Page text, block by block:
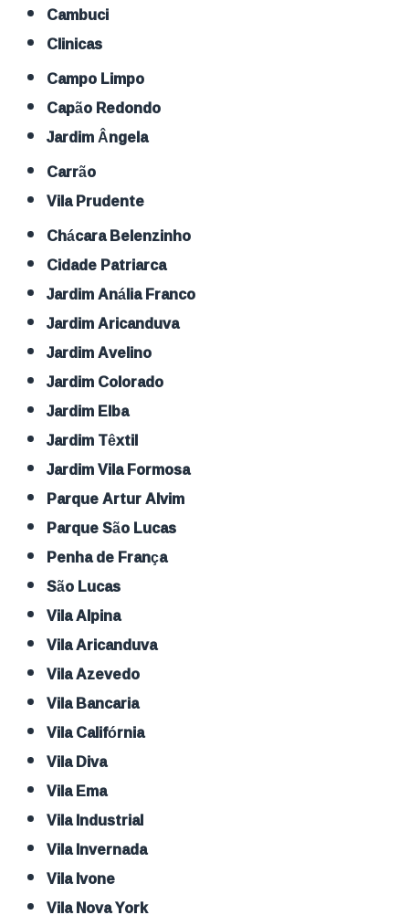
Cambuci
Clinicas
Campo Limpo
Capão Redondo
Jardim Ângela
Carrão
Vila Prudente
Chácara Belenzinho
Cidade Patriarca
Jardim Anália Franco
Jardim Aricanduva
Jardim Avelino
Jardim Colorado
Jardim Elba
Jardim Têxtil
Jardim Vila Formosa
Parque Artur Alvim
Parque São Lucas
Penha de França
São Lucas
Vila Alpina
Vila Aricanduva
Vila Azevedo
Vila Bancaria
Vila Califórnia
Vila Diva
Vila Ema
Vila Industrial
Vila Invernada
Vila Ivone
Vila Nova York